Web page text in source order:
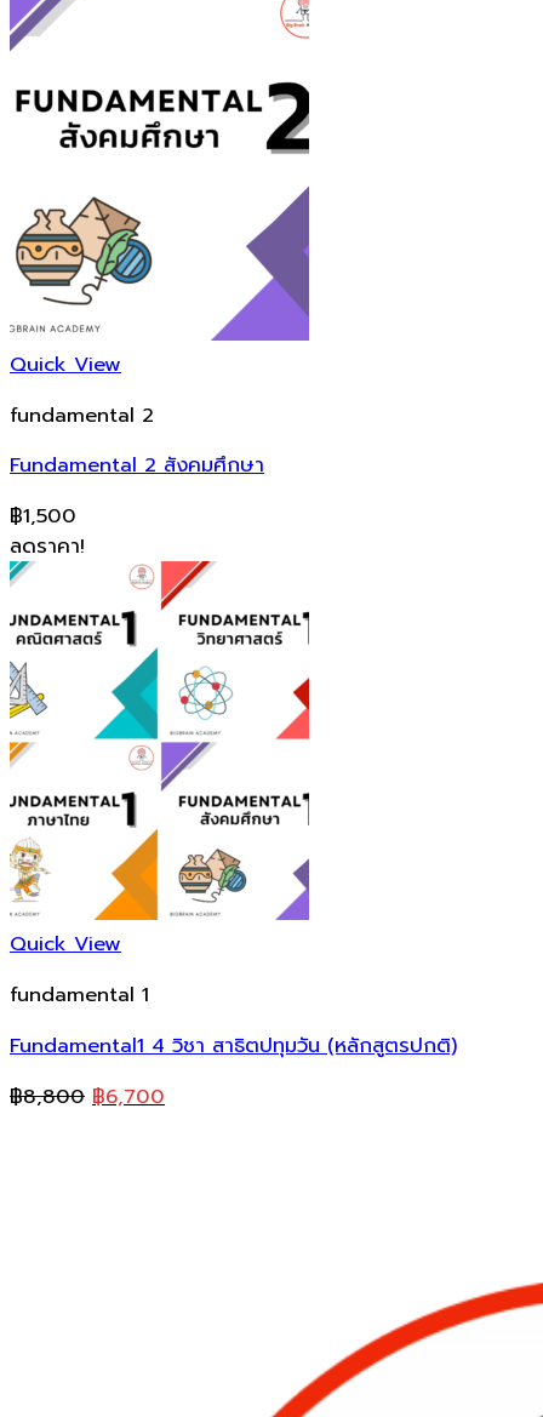
Quick View
fundamental 2
Fundamental 2 สังคมศึกษา
฿1,500
ลดราคา!
Quick View
fundamental 1
Fundamental1 4 วิชา สาธิตปทุมวัน (หลักสูตรปกติ)
฿8,800 Original
฿6,700